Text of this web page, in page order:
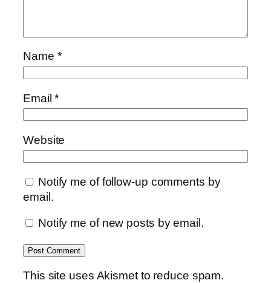
Name *
Email*
Website
Notify me of follow-up comments by
email.
Notify me of new posts by email.
This site uses Akismet to reduce spam.